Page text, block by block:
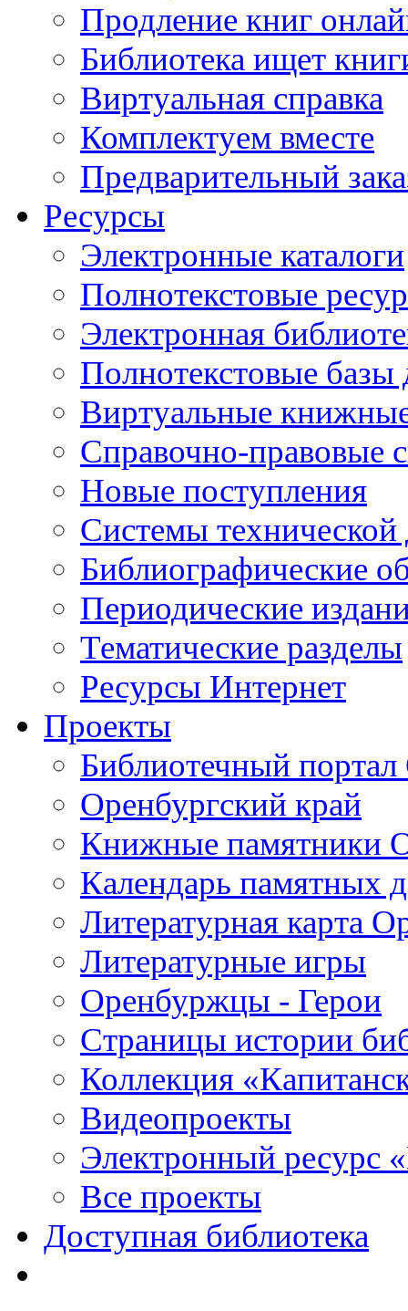
Продление книг
Библиотека ищет
Виртуальная справка
Комплектуем вместе
Предварительный
Ресурсы
Электронные каталоги
Полнотекстовые
Электронная
Полнотекстовые
Виртуальные
Справочно-правовые
Новые поступления
Cистемы
Библиографические
Периодические
Тематические разделы
Ресурсы Интернет
Проекты
Библиотечный портал
Оренбургский край
Книжные памятники
Календарь памятных
Литературная карта
Литературные игры
Оренбуржцы - Герои
Страницы истории
Коллекция
Видеопроекты
Электронный ресурс
Все проекты
Доступная библиотека